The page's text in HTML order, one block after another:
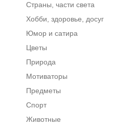
Страны, части света
Хобби, здоровье, досуг
Юмор и сатира
Цветы
Природа
Мотиваторы
Предметы
Спорт
Животные